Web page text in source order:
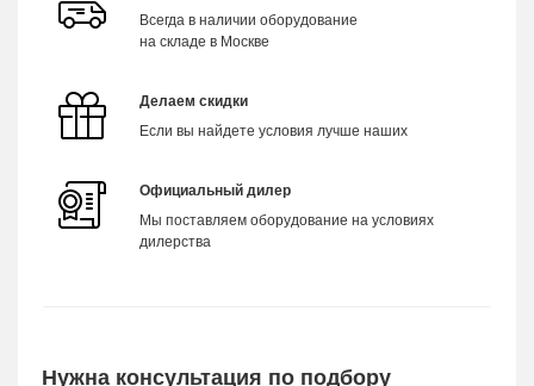
Всегда в наличии оборудование
на складе в Москве
Делаем скидки
Если вы найдете условия лучше наших
Официальный дилер
Мы поставляем оборудование на условиях
дилерства
Нужна консультация по подбору